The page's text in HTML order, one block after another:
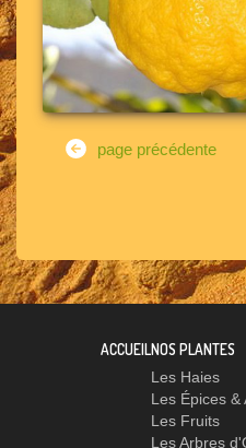
page précédente
ACCUEILNOS PLANTES
Les Haies
Les Épices &
Les Fruits
Les Arbres